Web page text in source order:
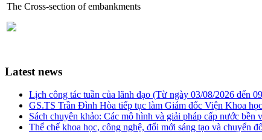
The Cross-section of embankments
Latest news
Lịch công tác tuần của lãnh đạo (Từ ngày 03/08/2026 đến
GS.TS Trần Đình Hòa tiếp tục làm Giám đốc Viện Khoa
Sách chuyên khảo: Các mô hình và giải pháp cấp nước
Thể chế khoa học, công nghệ, đổi mới sáng tạo và chuyển